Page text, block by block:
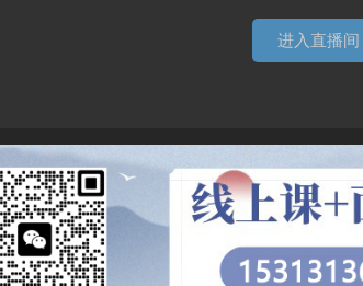
进入直播间